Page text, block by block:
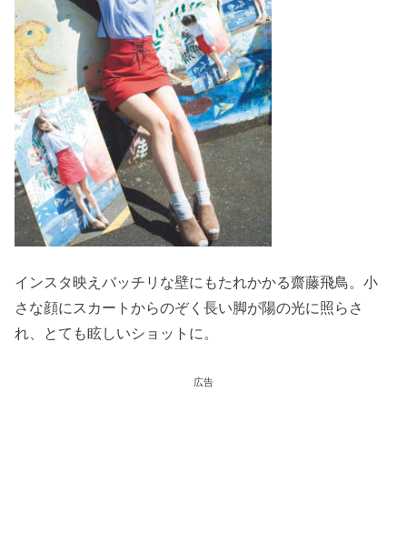
インスタ映えバッチリな壁にもたれかかる齋藤飛鳥。小
さな顔にスカートからのぞく長い脚が陽の光に照らさ
れ、とても眩しいショットに。
広告